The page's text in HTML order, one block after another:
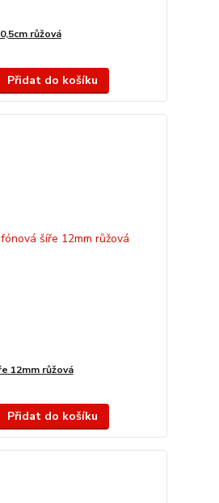
růžová
Přidat do košíku
12mm růžová
Přidat do košíku